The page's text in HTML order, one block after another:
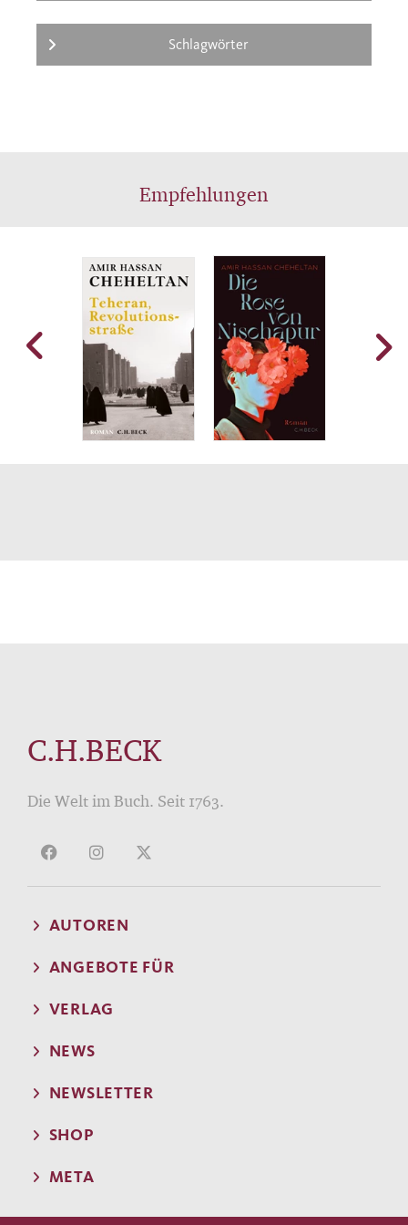
Schlagwörter
Empfehlungen
C.H.BECK
Die Welt im Buch. Seit 1763.
AUTOREN
ANGEBOTE FÜR
VERLAG
NEWS
NEWSLETTER
SHOP
META